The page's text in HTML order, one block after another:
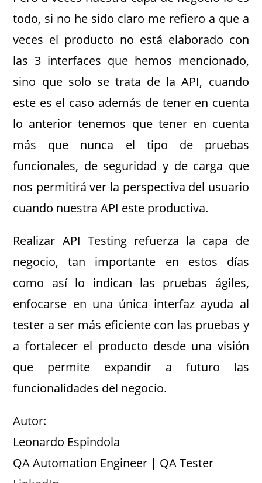
todo, si no he sido claro me refiero a que a
veces el producto no está elaborado con
las 3 interfaces que hemos mencionado,
sino que solo se trata de la API, cuando
este es el caso además de tener en cuenta
lo anterior tenemos que tener en cuenta
más que nunca el tipo de pruebas
funcionales, de seguridad y de carga que
nos permitirá ver la perspectiva del usuario
cuando nuestra API este productiva.
Realizar API Testing refuerza la capa de
negocio, tan importante en estos días
como así lo indican las pruebas ágiles,
enfocarse en una única interfaz ayuda al
tester a ser más eficiente con las pruebas y
a fortalecer el producto desde una visión
que permite expandir a futuro las
funcionalidades del negocio.
Autor:
Leonardo Espindola
QA Automation Engineer | QA Tester